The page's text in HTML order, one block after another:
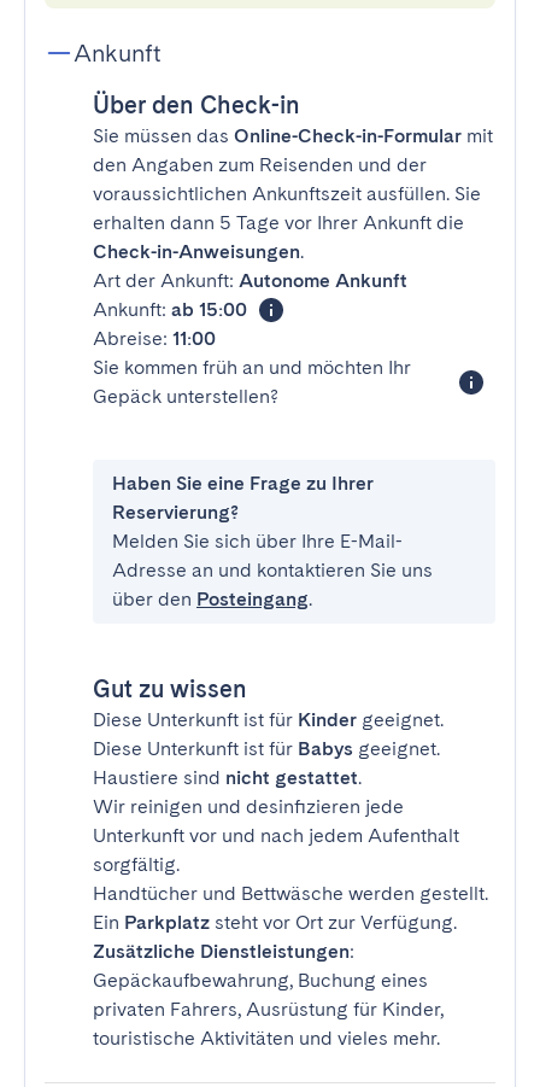
Ankunft
Über den Check-in
Sie müssen das Online-Check-in-Formular mit
den Angaben zum Reisenden und der
voraussichtlichen Ankunftszeit ausfüllen. Sie
erhalten dann 5 Tage vor Ihrer Ankunft die
Check-in-Anweisungen.
Art der Ankunft: Autonome Ankunft
Ankunft: ab 15:00
Abreise: 11:00
Sie kommen früh an und möchten Ihr
Gepäck unterstellen?
Haben Sie eine Frage zu Ihrer
Reservierung?
Melden Sie sich über Ihre E-Mail-
Adresse an und kontaktieren Sie uns
über den Posteingang.
Gut zu wissen
Diese Unterkunft ist für Kinder geeignet.
Diese Unterkunft ist für Babys geeignet.
Haustiere sind nicht gestattet.
Wir reinigen und desinfizieren jede
Unterkunft vor und nach jedem Aufenthalt
sorgfältig.
Handtücher und Bettwäsche werden gestellt.
Ein Parkplatz steht vor Ort zur Verfügung.
Zusätzliche Dienstleistungen:
Gepäckaufbewahrung, Buchung eines
privaten Fahrers, Ausrüstung für Kinder,
touristische Aktivitäten und vieles mehr.